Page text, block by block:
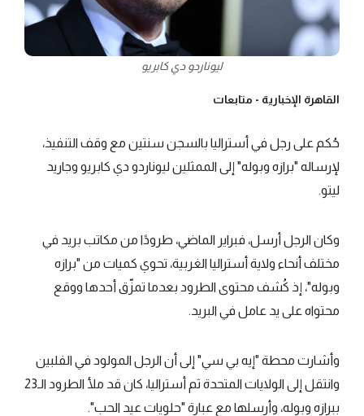
ليوناردو دي كابريو
القاهرة الإخبارية - متابعات
حُكم على رجل في أستراليا بالسجن سنتين مع وقف التنفيذ،
لإرساله "برازه وبوله" إلى الممثلين ليوناردو دي كابريو وجاريد
ليتو.
وكان الرجل أرسل، فبراير الماضي، طرودًا من مكاتب بريد في
مختلف أنحاء ولاية أستراليا الغربية، تحوي كميات من "برازه
وبوله"، إذ كُشف محتوى الطرود بعدما تمزّق أحدها ووقع
محتواه على يد عامل في البريد.
وأشارت محطة "إيه بي سي" إلى أن الرجل المولود في الفلبين
وانتقل إلى الولايات المتحدة ثم أستراليا، كان قد ملأ الطرود الـ23
ببرازه وبوله، وأرسلها مع عبارة "حلويات عيد الحب".